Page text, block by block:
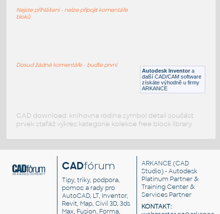
Lego 11203-LtBluishGray
Autodesk Inventor a
další CAD/CAM software
získáte výhodně u firmy
ARKANCE
Nejste přihlášeni - nelze připojit komentáře
bloků
Dosud žádné komentáře - buďte první
CAD download: knihovna rodina symbol detail součást
prvek stafáž výkres kategorie kolekce free block library
CADfórum
Tipy, triky, podpora,
pomoc a rady pro
AutoCAD, LT, Inventor,
Revit, Map, Civil 3D, 3ds
Max, Fusion, Forma,
ARKANCE (CAD
Studio) - Autodesk
Platinum Partner &
Training Center &
Services Partner
KONTAKT: